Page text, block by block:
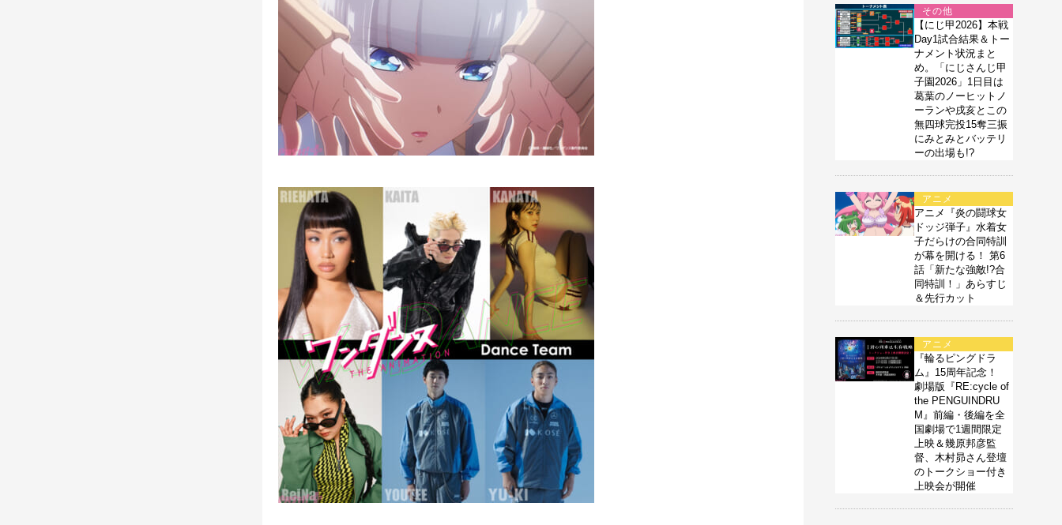
その他
【にじ甲2026】本戦
Day1試合結果＆トー
ナメント状況まと
め。「にじさんじ甲
子園2026」1日目は
葛葉のノーヒットノ
ーランや戌亥とこの
無四球完投15奪三振
にみとみとバッテリ
ーの出場も!?
アニメ
アニメ『炎の闘球女
ドッジ弾子』水着女
子だらけの合同特訓
が幕を開ける！ 第6
話「新たな強敵!?合
同特訓！」あらすじ
＆先行カット
アニメ
『輪るピングドラ
ム』15周年記念！
劇場版『RE:cycle of
the PENGUINDRU
M』前編・後編を全
国劇場で1週間限定
上映＆幾原邦彦監
督、木村昴さん登壇
のトークショー付き
上映会が開催